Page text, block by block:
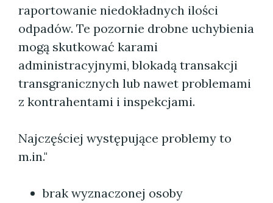
raportowanie niedokładnych ilości
odpadów. Te pozornie drobne uchybienia
mogą skutkować karami
administracyjnymi, blokadą transakcji
transgranicznych lub nawet problemami
z kontrahentami i inspekcjami.
Najczęściej występujące problemy to
m.in."
brak wyznaczonej osoby